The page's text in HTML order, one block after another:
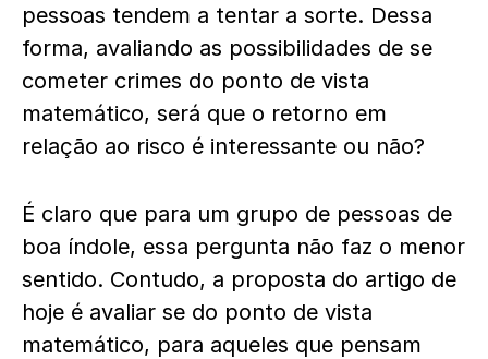
pessoas tendem a tentar a sorte. Dessa
forma, avaliando as possibilidades de se
cometer crimes do ponto de vista
matemático, será que o retorno em
relação ao risco é interessante ou não?
É claro que para um grupo de pessoas de
boa índole, essa pergunta não faz o menor
sentido. Contudo, a proposta do artigo de
hoje é avaliar se do ponto de vista
matemático, para aqueles que pensam